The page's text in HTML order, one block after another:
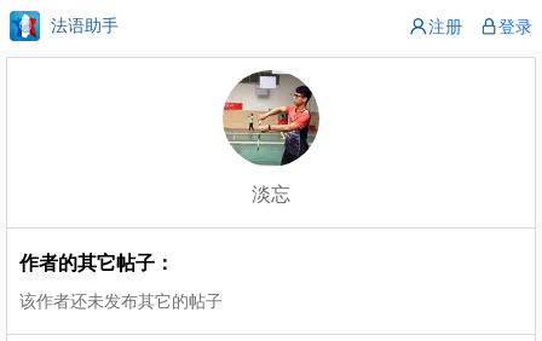
法语助手 注册 登录
淡忘
作者的其它帖子：
该作者还未发布其它的帖子